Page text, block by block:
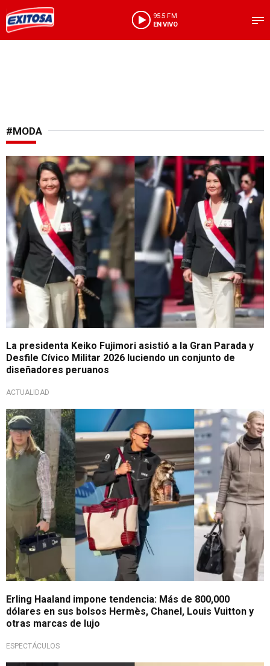
95.5 FM
EN VIVO
#MODA
Apuesta por la moda peruana
La presidenta Keiko Fujimori asistió a la Gran Parada y
Desfile Cívico Militar 2026 luciendo un conjunto de
diseñadores peruanos
ACTUALIDAD
Moda y millones
Erling Haaland impone tendencia: Más de 800,000
dólares en sus bolsos Hermès, Chanel, Louis Vuitton y
otras marcas de lujo
ESPECTÁCULOS